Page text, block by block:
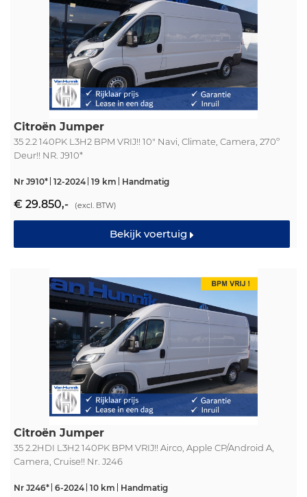
Citroën Jumper
35 2.2 140PK L3H2 BPM VRIJ!! 10" Navi, Climate, Camera, 270º
Deur!! NR. J910*
Nr J910* 12-2024 19 km Handmatig
€ 29.850,- (excl. BTW)
Bekijk voertuig
Citroën Jumper
35 2.2HDI L3H2 140PK BPM VRIJ!! Airco, Apple CP/Android A,
Camera, Cruise!! Nr. J246
Nr J246* 6-2024 10 km Handmatig